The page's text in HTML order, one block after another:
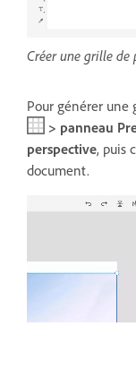
Créer une grille de
Pour générer une
> panneau
perspective, puis
document.